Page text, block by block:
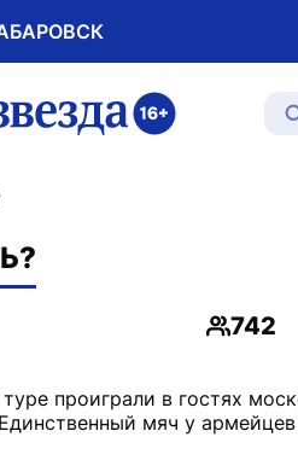
742
проиграли в гостях
мяч у